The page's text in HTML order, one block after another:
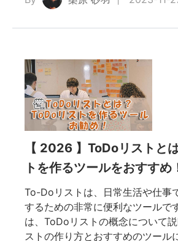
【 2026 】ToDoリストと
トを作るツールをおすすめ
To-Doリストは、日常生活や仕事
するための非常に便利なツールで
は、ToDoリストの概念について
ストの作り方とおすすめのツール